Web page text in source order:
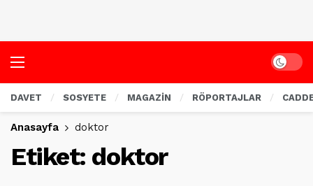
Dark
DAVET SOSYETE MAGAZİN RÖPORTAJLAR
Anasayfa doktor
Etiket: doktor